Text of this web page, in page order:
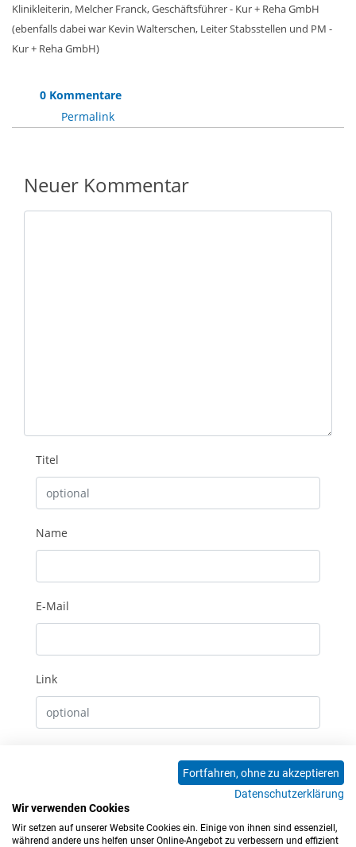
Klinikleiterin, Melcher Franck, Geschäftsführer - Kur + Reha GmbH
(ebenfalls dabei war Kevin Walterschen, Leiter Stabsstellen und PM -
Kur + Reha GmbH)
0 Kommentare
Permalink
Neuer Kommentar
Titel
Name
E-Mail
Link
0 Kommentare
Fortfahren, ohne zu akzeptieren
Datenschutzerklärung
Wir verwenden Cookies
Wir setzen auf unserer Website Cookies ein. Einige von ihnen sind essenziell,
während andere uns helfen unser Online-Angebot zu verbessern und effizient